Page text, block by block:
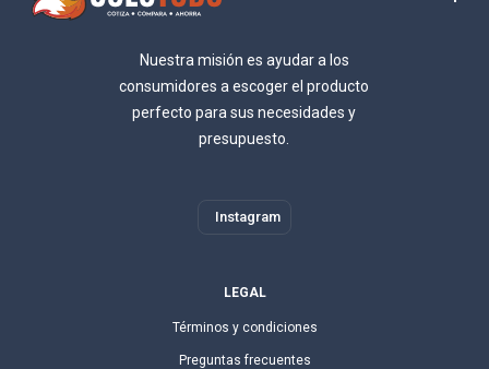
Nuestra misión es ayudar a los
consumidores a escoger el producto
perfecto para sus necesidades y
presupuesto.
Instagram
LEGAL
Términos y condiciones
Preguntas frecuentes